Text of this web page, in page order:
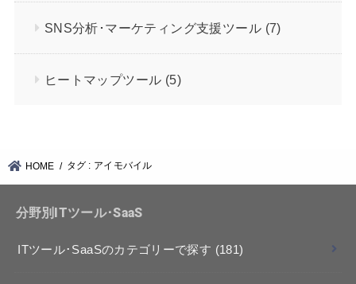
SNS分析･マーケティング支援ツール (7)
ヒートマップツール (5)
HOME タグ : アイモバイル
分野別ITツール･SaaS
ITツール･SaaSのカテゴリーで探す (181)